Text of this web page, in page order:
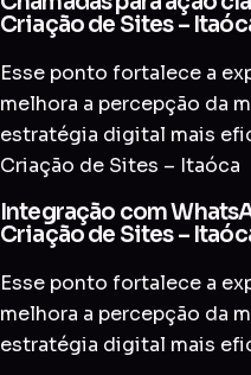
Criação de Sites –
Esse ponto fortalece a
melhora a percepção da
estratégia digital mais
Criação de Sites – Itaóca
Integração com
Criação de Sites –
Esse ponto fortalece a
melhora a percepção da
estratégia digital mais